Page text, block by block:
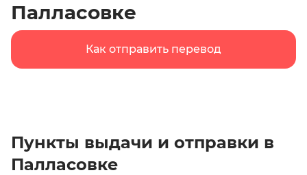
Палласовке
Как отправить перевод
Пункты выдачи и отправки в
Палласовке